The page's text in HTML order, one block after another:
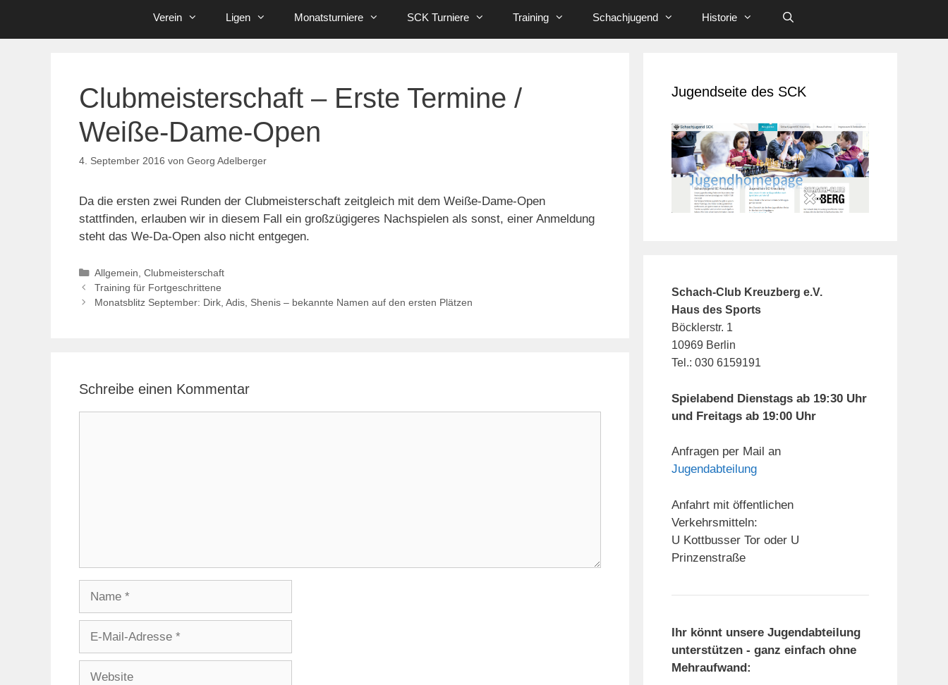
Verein Ligen Monatsturniere SCK Turniere Training Schachjugend Historie
Clubmeisterschaft – Erste Termine /
Weiße-Dame-Open
4. September 2016 von Georg Adelberger
Da die ersten zwei Runden der Clubmeisterschaft zeitgleich mit dem Weiße-Dame-Open
stattfinden, erlauben wir in diesem Fall ein großzügigeres Nachspielen als sonst, einer Anmeldung
steht das We-Da-Open also nicht entgegen.
Kategorien
Allgemein Clubmeisterschaft
Training für Fortgeschrittene
Monatsblitz September: Dirk, Adis, Shenis – bekannte Namen auf den ersten Plätzen
Schreibe einen Kommentar
Adresse
Jugendseite des SCK
Schach-Club Kreuzberg e.V.
Haus des Sports
Böcklerstr. 1
10969 Berlin
Tel.: 030 6159191
Spielabend Dienstags ab 19:30 Uhr
und Freitags ab 19:00 Uhr
Anfragen per Mail an
Jugendabteilung
Anfahrt mit öffentlichen
Verkehrsmitteln:
U Kottbusser Tor oder U
Prinzenstraße
Ihr könnt unsere Jugendabteilung
unterstützen - ganz einfach ohne
Mehraufwand: